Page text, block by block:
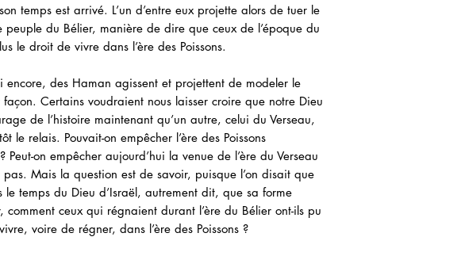
temps est arrivé. L’un d’entre eux projette alors de tuer le
peuple du Bélier, manière de dire que ceux de l’époque du
le droit de vivre dans l’ère des Poissons.
encore, des Haman agissent et projettent de modeler le
Certains voudraient nous laisser croire que notre Dieu
de l’histoire maintenant qu’un autre, celui du Verseau,
le relais. Pouvait-on empêcher l’ère des Poissons
Peut-on empêcher aujourd’hui la venue de l’ère du Verseau
Mais la question est de savoir, puisque l’on disait que
le temps du Dieu d’Israël, autrement dit, que sa forme
comment ceux qui régnaient durant l’ère du Bélier ont-ils pu
voire de régner, dans l’ère des Poissons ?